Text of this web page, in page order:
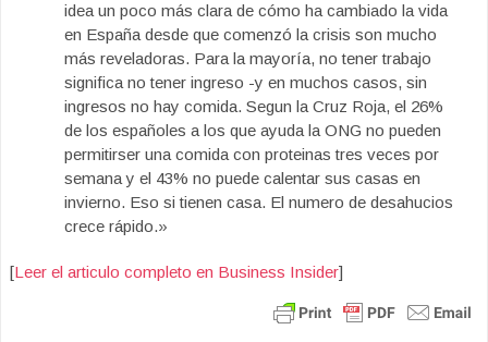
idea un poco más clara de cómo ha cambiado la vida
en España desde que comenzó la crisis son mucho
más reveladoras. Para la mayoría, no tener trabajo
significa no tener ingreso -y en muchos casos, sin
ingresos no hay comida. Segun la Cruz Roja, el 26%
de los españoles a los que ayuda la ONG no pueden
permitirser una comida con proteinas tres veces por
semana y el 43% no puede calentar sus casas en
invierno. Eso si tienen casa. El numero de desahucios
crece rápido.»
[Leer el articulo completo en Business Insider]